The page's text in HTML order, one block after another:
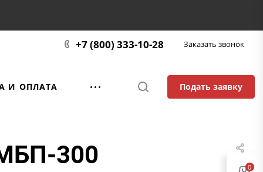
+7 (800) 333-10-28 Заказать звонок
И ОПЛАТА Подать заявку
300
0